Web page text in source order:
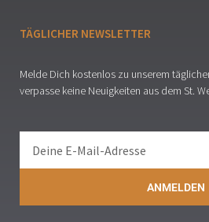
TÄGLICHER NEWSLETTER
Melde Dich kostenlos zu unserem
verpasse keine Neuigkeiten aus dem St.
ANMELDEN